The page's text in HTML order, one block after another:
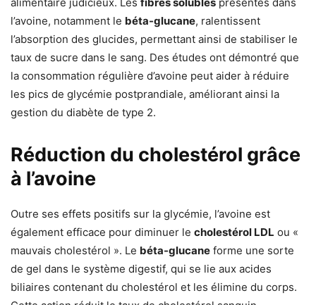
l’avoine, notamment le béta-glucane, ralentissent
l’absorption des glucides, permettant ainsi de stabiliser le
taux de sucre dans le sang. Des études ont démontré que
la consommation régulière d’avoine peut aider à réduire
les pics de glycémie postprandiale, améliorant ainsi la
gestion du diabète de type 2.
Réduction du cholestérol grâce
à l’avoine
Outre ses effets positifs sur la glycémie, l’avoine est
également efficace pour diminuer le cholestérol LDL ou «
mauvais cholestérol ». Le béta-glucane forme une sorte
de gel dans le système digestif, qui se lie aux acides
biliaires contenant du cholestérol et les élimine du corps.